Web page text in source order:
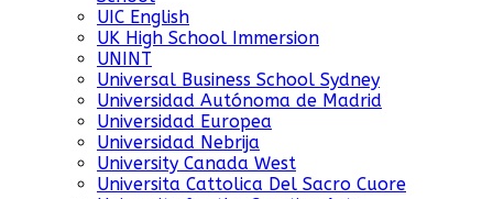
UIC English
UK High School Immersion
UNINT
Universal Business School Sydney
Universidad Autónoma de Madrid
Universidad Europea
Universidad Nebrija
University Canada West
Universita Cattolica Del Sacro Cuore